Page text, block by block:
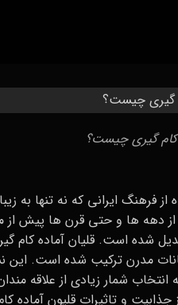
کام گیری چیست؟
از فرهنگ ایرانی که نه‌ تنها به
دهه‌ ها و حتی قرن‌ ها پیش از
شده است. قلیان آماده کام
مدرن ترکیب شده است. این
شمار زیادی از علاقه‌
و تاثیرات قلیون آماده